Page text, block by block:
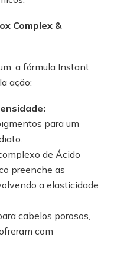
Complex &
a fórmula Instant
ação:
para um
de Ácido
preenche as
a elasticidade
cabelos porosos,
com